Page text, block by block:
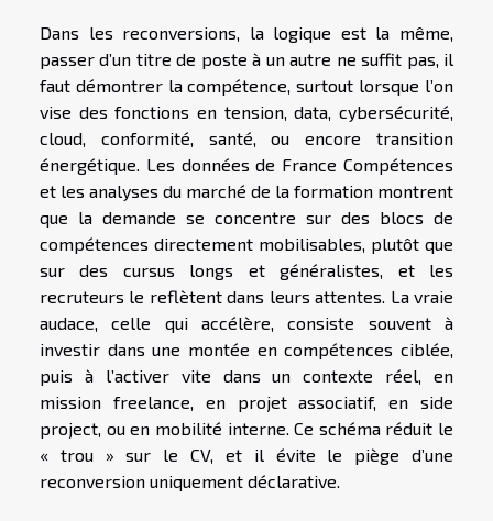
Dans les reconversions, la logique est la même,
passer d’un titre de poste à un autre ne suffit pas, il
faut démontrer la compétence, surtout lorsque l’on
vise des fonctions en tension, data, cybersécurité,
cloud, conformité, santé, ou encore transition
énergétique. Les données de France Compétences
et les analyses du marché de la formation montrent
que la demande se concentre sur des blocs de
compétences directement mobilisables, plutôt que
sur des cursus longs et généralistes, et les
recruteurs le reflètent dans leurs attentes. La vraie
audace, celle qui accélère, consiste souvent à
investir dans une montée en compétences ciblée,
puis à l’activer vite dans un contexte réel, en
mission freelance, en projet associatif, en side
project, ou en mobilité interne. Ce schéma réduit le
« trou » sur le CV, et il évite le piège d’une
reconversion uniquement déclarative.